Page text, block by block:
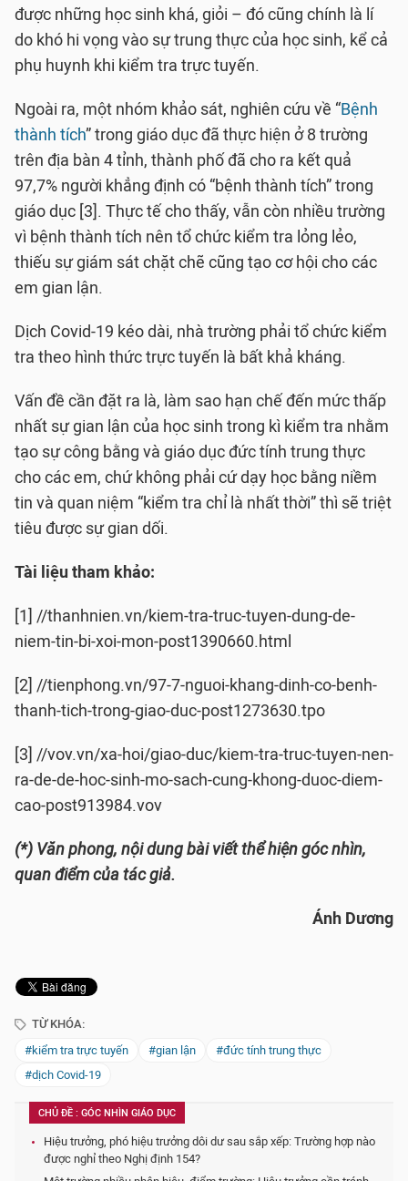
được những học sinh khá, giỏi – đó cũng chính là lí
do khó hi vọng vào sự trung thực của học sinh, kể cả
phụ huynh khi kiểm tra trực tuyến.
Ngoài ra, một nhóm khảo sát, nghiên cứu về “Bệnh
thành tích” trong giáo dục đã thực hiện ở 8 trường
trên địa bàn 4 tỉnh, thành phố đã cho ra kết quả
97,7% người khẳng định có “bệnh thành tích” trong
giáo dục [3]. Thực tế cho thấy, vẫn còn nhiều trường
vì bệnh thành tích nên tổ chức kiểm tra lỏng lẻo,
thiếu sự giám sát chặt chẽ cũng tạo cơ hội cho các
em gian lận.
Dịch Covid-19 kéo dài, nhà trường phải tổ chức kiểm
tra theo hình thức trực tuyến là bất khả kháng.
Vấn đề cần đặt ra là, làm sao hạn chế đến mức thấp
nhất sự gian lận của học sinh trong kì kiểm tra nhằm
tạo sự công bằng và giáo dục đức tính trung thực
cho các em, chứ không phải cứ dạy học bằng niềm
tin và quan niệm “kiểm tra chỉ là nhất thời” thì sẽ triệt
tiêu được sự gian dối.
Tài liệu tham khảo:
[1] //thanhnien.vn/kiem-tra-truc-tuyen-dung-de-
niem-tin-bi-xoi-mon-post1390660.html
[2] //tienphong.vn/97-7-nguoi-khang-dinh-co-benh-
thanh-tich-trong-giao-duc-post1273630.tpo
[3] //vov.vn/xa-hoi/giao-duc/kiem-tra-truc-tuyen-nen-
ra-de-de-hoc-sinh-mo-sach-cung-khong-duoc-diem-
cao-post913984.vov
(*) Văn phong, nội dung bài viết thể hiện góc nhìn,
quan điểm của tác giả.
Ánh Dương
TỪ KHÓA:
#kiểm tra trực tuyến
#gian lận
#đức tính trung thực
#dịch Covid-19
CHỦ ĐỀ : GÓC NHÌN GIÁO DỤC
Hiệu trưởng, phó hiệu trưởng dôi dư sau sắp xếp: Trường hợp nào
được nghỉ theo Nghị định 154?